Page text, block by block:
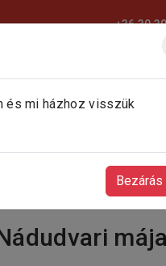
és mi házhoz visszük
Bezárás
+36 30